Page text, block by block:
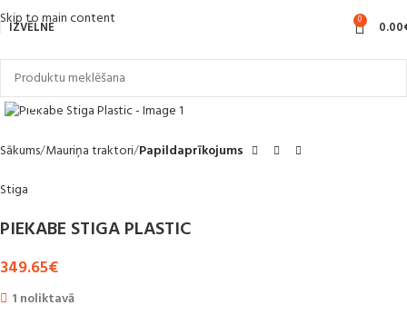
Skip to main content
IZVĒLNE 0 0.00
Sākums Mauriņa traktori Papildaprīkojums
Stiga
PIEKABE STIGA PLASTIC
349.65€
1 noliktavā